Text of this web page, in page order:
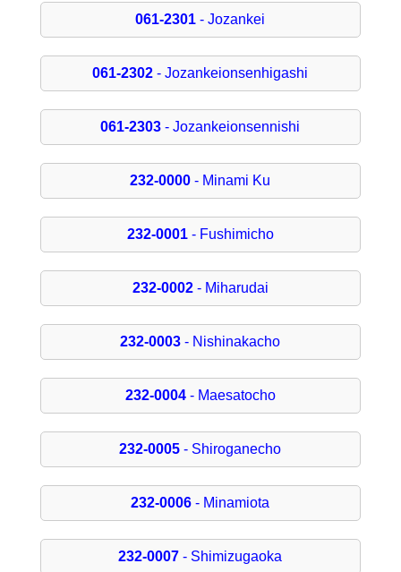
061-2301 - Jozankei
061-2302 - Jozankeionsenhigashi
061-2303 - Jozankeionsennishi
232-0000 - Minami Ku
232-0001- Fushimicho
232-0002- Miharudai
232-0003 - Nishinakacho
232-0004- Maesatocho
232-0005 - Shiroganecho
232-0006 - Minamiota
232-0007 - Shimizugaoka